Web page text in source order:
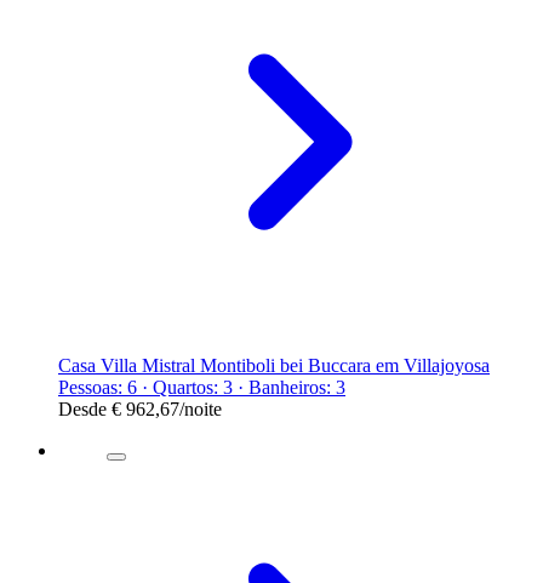
Casa Villa Mistral Montiboli bei Buccara em Villajoyosa
Pessoas: 6 · Quartos: 3 · Banheiros: 3
Desde € 962,67/noite